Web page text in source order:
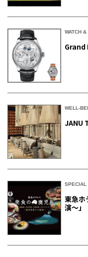
WATCH
Grand
WELL-
JANU
SPECIAL
東急ホ
演～」